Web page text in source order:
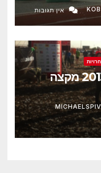
אין תגובות
סיכום סובב העמק 2013 מקצה